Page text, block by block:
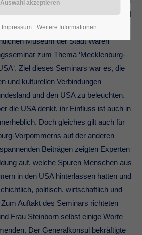
(Müritz) eingeladen. Vom 12.-14. April
Akademie M-V in Kooperation
Museum der Stadt Waren
zum Thema ‘Mecklenburg-
Ziel dieses Seminars war es, die
und kulturellen Verbindungen
und den USA zu beleuchten.
die USA denkt, ihr Einfluss ist auch in
Doch gleiches gilt auch für
Vorpommerns auf der anderen
Beiträgen zeigten Experten
auf, welche Spuren Menschen aus
in den USA hinterlassen hatten und
politisch, wirtschaftlich und
Auftakt des Seminars richteten
Frau Steinborn selbst einige Worte
Der Generalkonsul bekräftigte
Impressum Weitere Informationen